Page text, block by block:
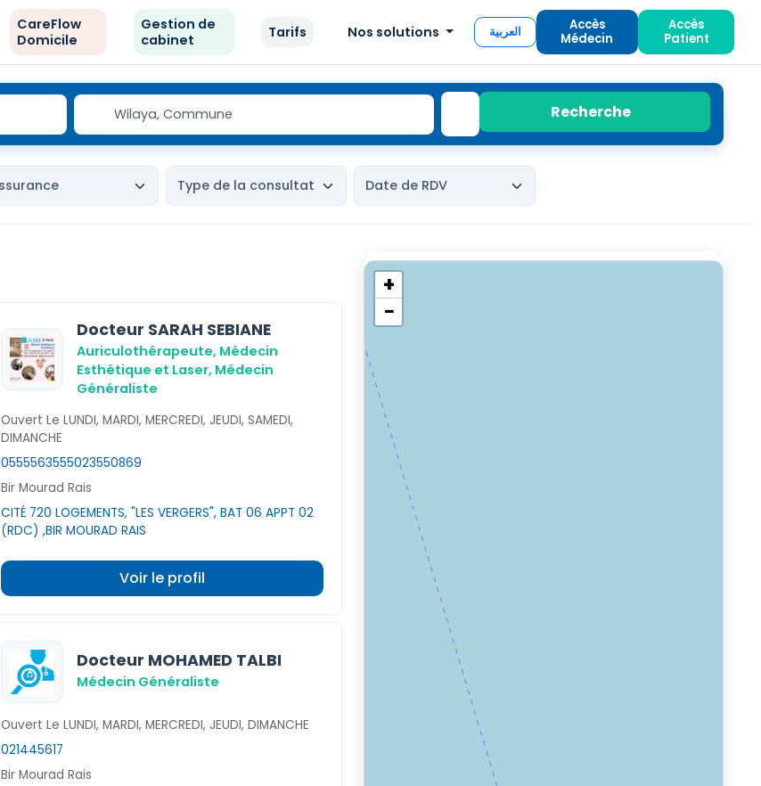
CareFlow
Domicile
Gestion de
cabinet
Tarifs Nos solutions العربية
Accès
Médecin
Accès
Patient
Recherche
Docteur SARAH SEBIANE
Auriculothérapeute, Médecin
Esthétique et Laser, Médecin
Généraliste
Ouvert Le LUNDI, MARDI, MERCREDI, JEUDI, SAMEDI,
DIMANCHE
0555563555023550869
Bir Mourad Rais
CITÉ 720 LOGEMENTS, "LES VERGERS", BAT 06 APPT 02
(RDC) ,BIR MOURAD RAIS
Voir le profil
Docteur MOHAMED TALBI
Médecin Généraliste
Ouvert Le LUNDI, MARDI, MERCREDI, JEUDI, DIMANCHE
021445617
Bir Mourad Rais
+
−